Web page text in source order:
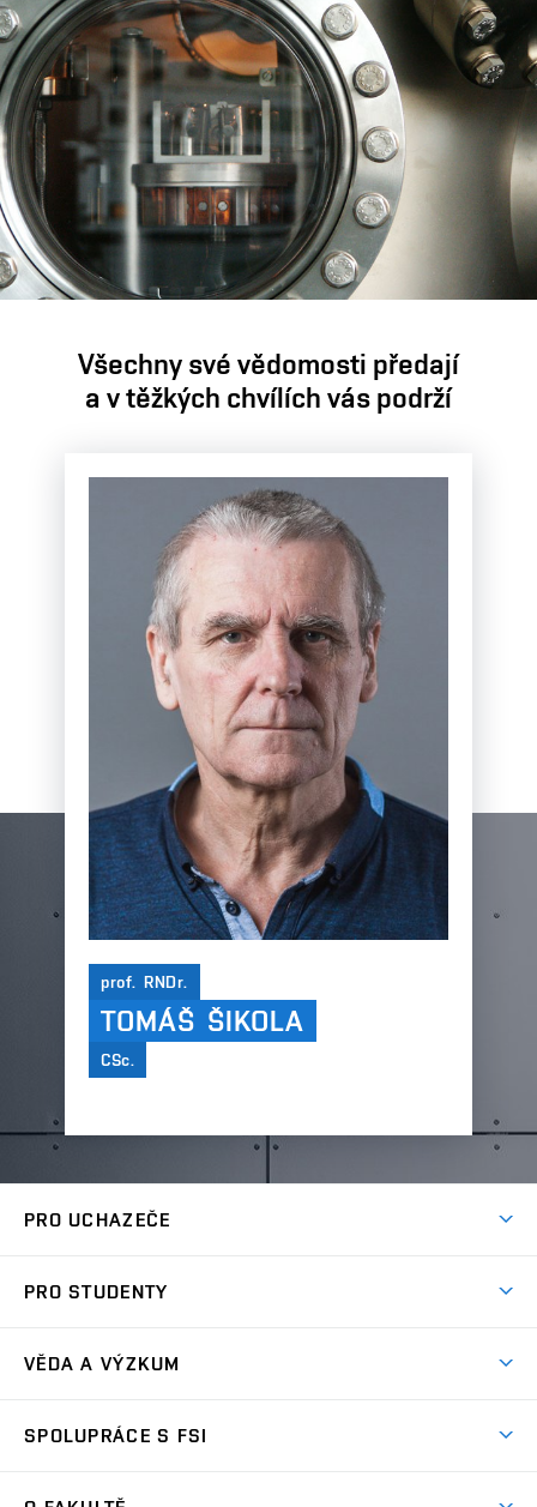
Všechny své vědomosti předají
a v těžkých chvílích vás podrží
prof. RNDr.
TOMÁŠ ŠIKOLA
CSc.
PRO UCHAZEČE
Ambasadoři studia
Zápisy
PRO STUDENTY
Studijní předpisy
VĚDA A VÝZKUM
Oblasti výzkumu
SPOLUPRÁCE S FSI